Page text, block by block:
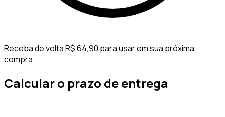
Receba de volta R$ 64,90 para usar em sua próxima
compra
Calcular o prazo de entrega